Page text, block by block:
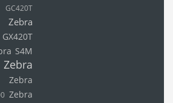
Zebra
S4M
Zebra
Zebra
Zebra